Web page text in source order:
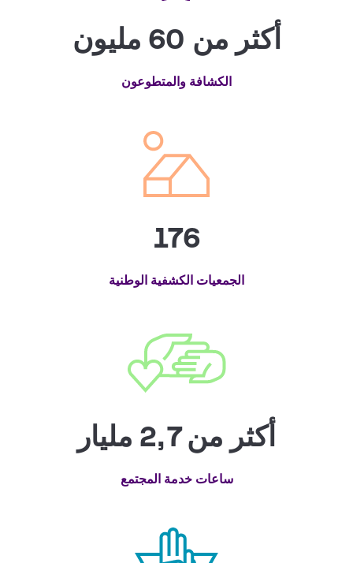
أكثر من 60 مليون
الكشافة والمتطوعون
176
الجمعيات الكشفية الوطنية
أكثر من 2,7 مليار
ساعات خدمة المجتمع